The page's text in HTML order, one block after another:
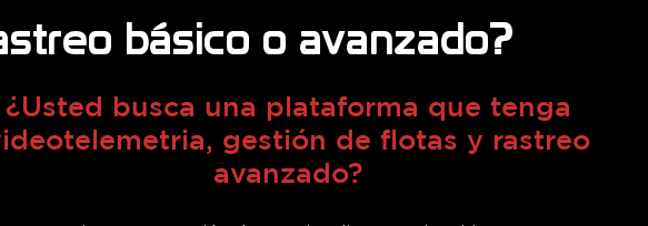
básico o avanzado?
¿Usted busca una plataforma que tenga
gestión de flotas y rastreo
avanzado?